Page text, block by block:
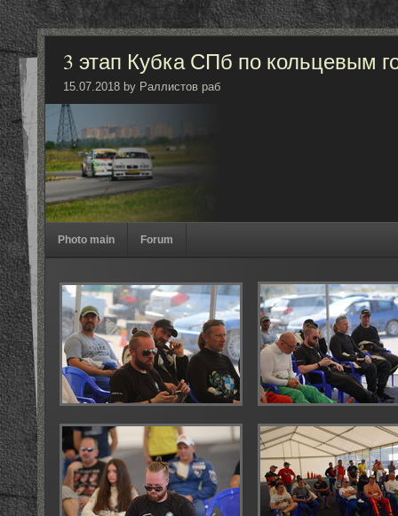
3 этап Кубка СПб по кольцевым
15.07.2018 by Раллистов раб
Photo main Forum